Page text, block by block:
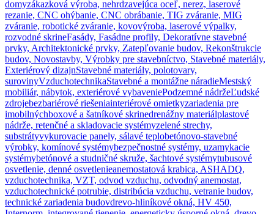
domyzákazková výroba, nehrdzavejúca oceľ, nerez, laserové
rezanie, CNC ohýbanie, CNC obrábanie, TIG zváranie, MIG
zváranie, robotické zváranie, kovovýroba, laserové výpalky,
rozvodné skrineFasády, Fasádne profily, Dekoratívne stavebné
prvky, Architektonické prvky, Zatepľovanie budov, Rekonštrukcie
budov, Novostavby, Výrobky pre stavebníctvo, Stavebné materiály,
Exteriérový dizajnStavebné materiály, polotovary,
surovinyVzduchotechnikaStavebné a montážne náradieMestský
mobiliár, nábytok, exteriérové vybaveniePodzemné nádržeĽudské
zdrojebezbariérové riešeniainteriérové omietkyzariadenia pre
imobilnýchboxové a šatníkové skrinedrenážny materiálplastové
nádrže, retenčné a skladovacie systémyzelené strechy,
substrátyvykurovacie panely, sálavé teplobetónovo-stavebné
výrobky, komínové systémybezpečnostné systémy, uzamykacie
systémybetónové a studničné skruže, šachtové systémytubusové
osvetlenie, denné osvetlenieanemostatová krabica, ASHADQ,
vzduchotechnika, VZT, odvod vzduchu, odvodný anemostat,
vzduchotechnické potrubie, distribúcia vzduchu, vetranie budov,
technické zariadenia budovdrevo-hliníkové okná, HV 450,